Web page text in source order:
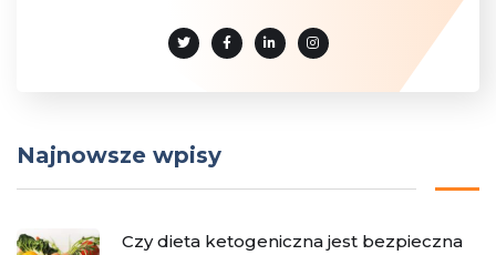
Najnowsze wpisy
Czy dieta ketogeniczna jest bezpieczna